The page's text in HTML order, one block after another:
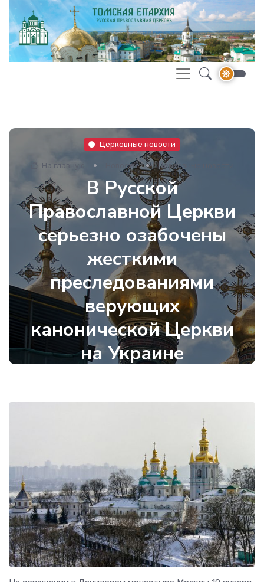
Церковные новости
На главную Новости Церковные новости
В Русской
Православной Церкви
серьезно озабочены
жесткими
преследованиями
верующих
канонической Церкви
на Украине